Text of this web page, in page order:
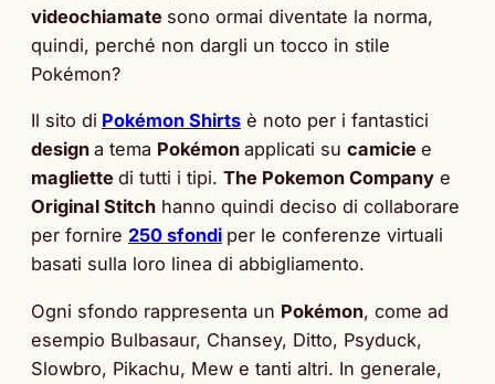
videochiamate sono ormai diventate la norma,
quindi, perché non dargli un tocco in stile
Pokémon?
Il sito di Pokémon Shirts è noto per i fantastici
design a tema Pokémon applicati su camicie e
magliette di tutti i tipi. The Pokemon Company e
Original Stitch hanno quindi deciso di collaborare
per fornire 250 sfondi per le conferenze virtuali
basati sulla loro linea di abbigliamento.
Ogni sfondo rappresenta un Pokémon, come ad
esempio Bulbasaur, Chansey, Ditto, Psyduck,
Slowbro, Pikachu, Mew e tanti altri. In generale,